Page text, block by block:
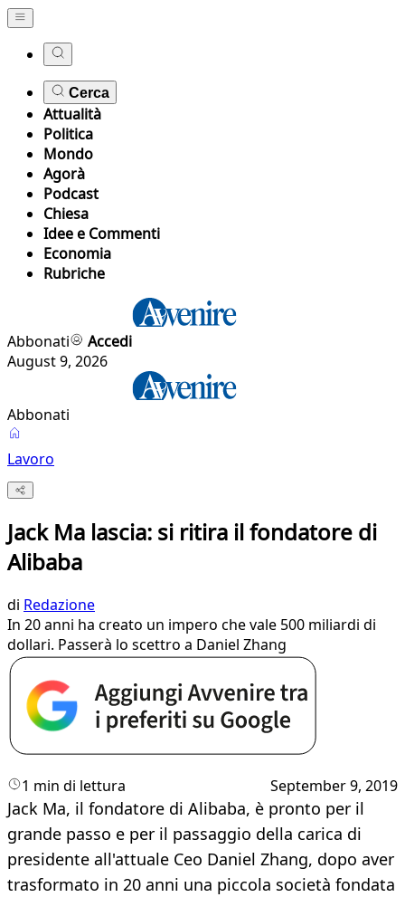
Cerca
Attualità
Politica
Mondo
Agorà
Podcast
Chiesa
Idee e Commenti
Economia
Rubriche
Abbonati
Accedi
August 9, 2026
Abbonati
Lavoro
Jack Ma lascia: si ritira il fondatore di
Alibaba
di Redazione
In 20 anni ha creato un impero che vale 500 miliardi di
dollari. Passerà lo scettro a Daniel Zhang
1 min di lettura September 9, 2019
Jack Ma, il fondatore di Alibaba, è pronto per il
grande passo e per il passaggio della carica di
presidente all'attuale Ceo Daniel Zhang, dopo aver
trasformato in 20 anni una piccola società fondata